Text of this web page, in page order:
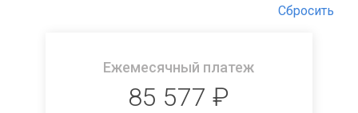
Сбросить
Ежемесячный платеж
85 577 ₽